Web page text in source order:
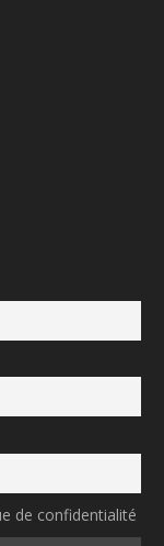
de confidentialité